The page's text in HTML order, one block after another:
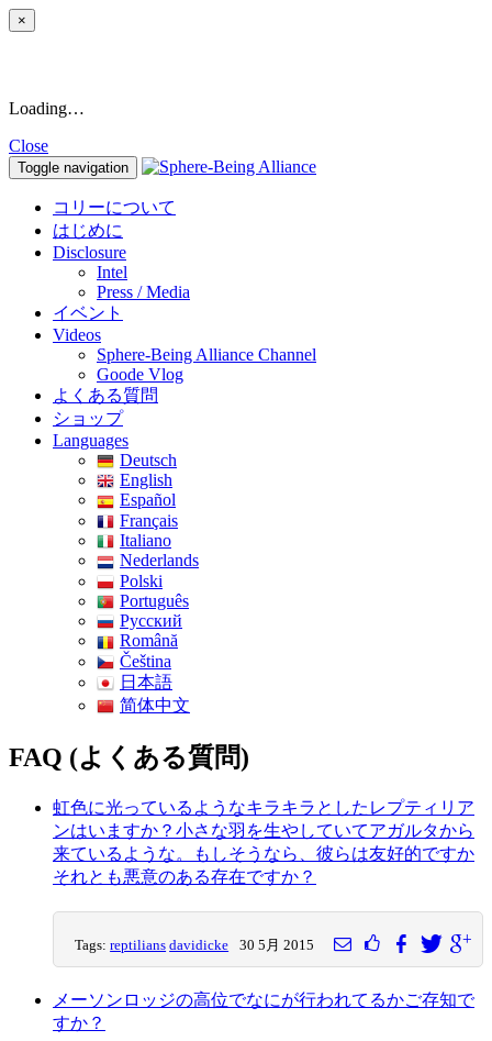
×
Loading…
Close
Toggle navigation
コリーについて
はじめに
Disclosure
Intel
Press / Media
イベント
Videos
Sphere-Being Alliance Channel
Goode Vlog
よくある質問
ショップ
Languages
Deutsch
English
Español
Français
Italiano
Nederlands
Polski
Português
Pусский
Română
Čeština
日本語
简体中文
FAQ (よくある質問)
虹色に光っているようなキラキラとしたレプティリア
ンはいますか？小さな羽を生やしていてアガルタから
来ているような。もしそうなら、彼らは友好的ですか
それとも悪意のある存在ですか？
Tags:reptilians davidicke 30 5月 2015
メーソンロッジの高位でなにが行われてるかご存知で
すか？